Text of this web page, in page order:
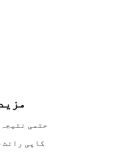
حتمی
© کاپی رائٹ - 2010-2026 : جملہ حقوق محفوظ